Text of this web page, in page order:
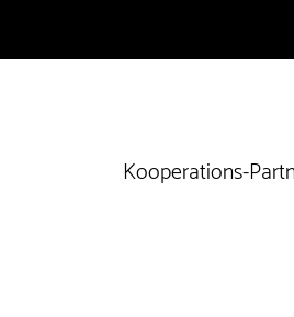
Kooperations-